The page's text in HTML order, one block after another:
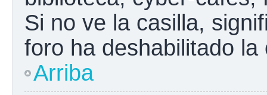
Si no ve la casilla,
foro ha deshabilitado la
Arriba